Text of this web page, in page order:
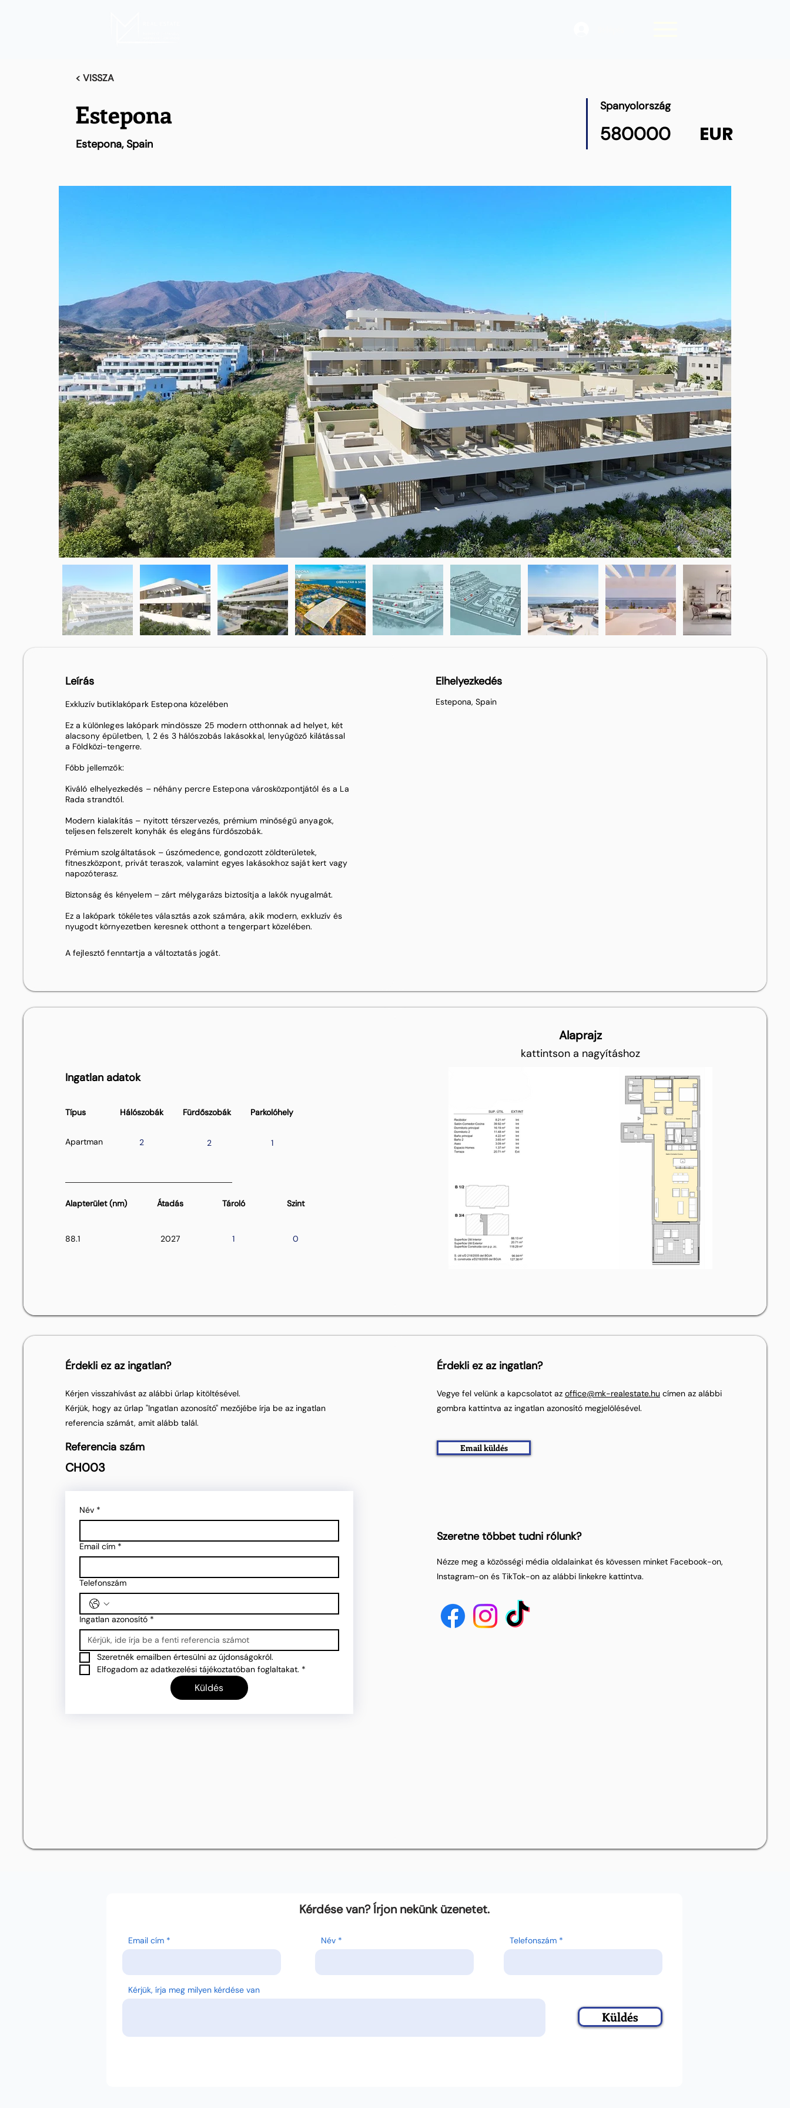
< VISSZA
Estepona
Estepona, Spain
Spanyolország
580000 EUR
Leírás
Exkluzív butiklakópark Estepona közelében
Ez a különleges lakópark mindössze 25 modern otthonnak ad helyet, két
alacsony épületben, 1, 2 és 3 hálószobás lakásokkal, lenyűgöző kilátással
a Földközi-tengerre.
Főbb jellemzők:
Kiváló elhelyezkedés – néhány percre Estepona városközpontjától és a La
Rada strandtól.
Modern kialakítás – nyitott térszervezés, prémium minőségű anyagok,
teljesen felszerelt konyhák és elegáns fürdőszobák.
Prémium szolgáltatások – úszómedence, gondozott zöldterületek,
fitneszközpont, privát teraszok, valamint egyes lakásokhoz saját kert vagy
napozóterasz.
Biztonság és kényelem – zárt mélygarázs biztosítja a lakók nyugalmát.
Ez a lakópark tökéletes választás azok számára, akik modern, exkluzív és
nyugodt környezetben keresnek otthont a tengerpart közelében.
A fejlesztő fenntartja a változtatás jogát.
Elhelyezkedés
Estepona, Spain
Ingatlan adatok
Típus Hálószobák
Apartman 2
Fürdőszobák
2
Parkolóhely
1
Alapterület (nm) Átadás Tároló
88.1 2027 1
Szint
0
Alaprajz
kattintson a nagyításhoz
Érdekli ez az ingatlan?
Kérjen visszahívást az alábbi űrlap kitöltésével.
Kérjük, hogy az űrlap "Ingatlan azonosító" mezőjébe írja be az ingatlan
referencia számát, amit alább talál.
Referencia szám
CH003
Név *
Email cím *
Telefonszám
Ingatlan azonosító *
Szeretnék emailben értesülni az újdonságokról.
Elfogadom az adatkezelési tájékoztatóban foglaltakat. *
Küldés
Érdekli ez az ingatlan?
Vegye fel velünk a kapcsolatot az office@mk-realestate.hu címen az alábbi
gombra kattintva az ingatlan azonosító megjelölésével.
Email küldés
Szeretne többet tudni rólunk?
Nézze meg a közösségi média oldalainkat és kövessen minket Facebook-on,
Instagram-on és TikTok-on az alábbi linkekre kattintva.
Kérdése van? Írjon nekünk üzenetet.
Email cím Név Telefonszám
Kérjük, írja meg milyen kérdése van
Küldés